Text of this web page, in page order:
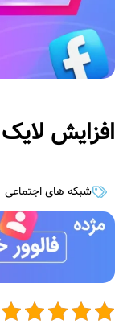
افزایش
شبکه های اجتماعی